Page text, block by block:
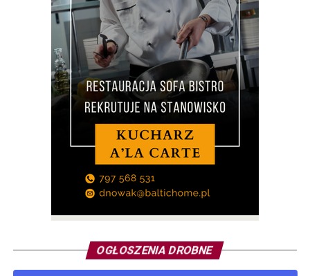
Daniel Skerl (Bahrain – Victorious)
Simon Dehairs (Alpecin-Premier Tech)
Maikel Zijlaard (Tudor Pro Cycling Team)
Sakarias Koller Løland (Uno-X Mobility)
Marceli Bogusławski (Reprezentacja Polski)
Jordi Meeus (Red Bull – BORA – hansgrohe)
Liderzy klasyfikacji po 2. etapie:
Klasyfikacja Generalna ORLEN (żółta koszulka):
koszulka):Jonathan Milan (Lidl-Trek)
Klasyfikacja Górska PZU (biała koszulka w
OGŁOSZENIA DROBNE